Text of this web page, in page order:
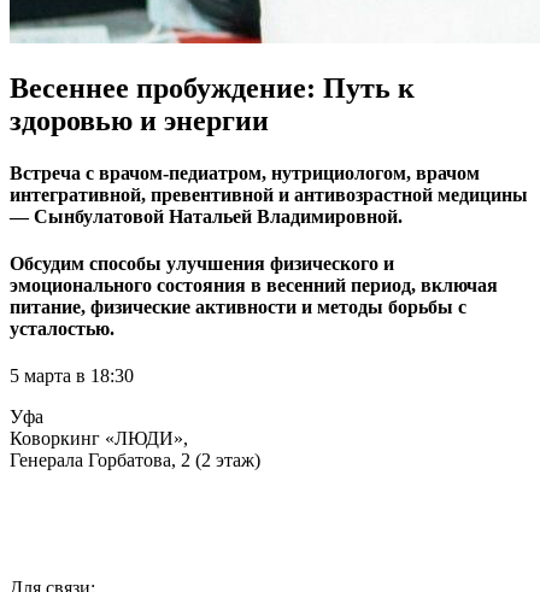
Весеннее пробуждение: Путь к
здоровью и энергии
Встреча с врачом-педиатром, нутрициологом, врачом
интегративной, превентивной и антивозрастной медицины
— Сынбулатовой Натальей Владимировной.
Обсудим способы улучшения физического и
эмоционального состояния в весенний период, включая
питание, физические активности и методы борьбы с
усталостью.
5 марта в 18:30
Уфа
Коворкинг «ЛЮДИ»,
Генерала Горбатова, 2 (2 этаж)